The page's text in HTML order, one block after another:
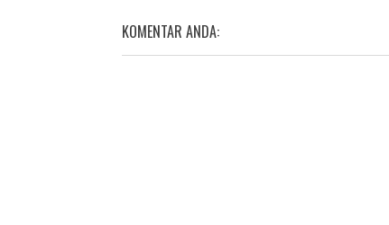
KOMENTAR ANDA: